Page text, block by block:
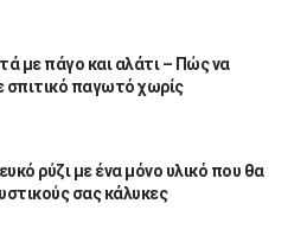
με πάγο και αλάτι – Πώς να
παγωτό χωρίς
ρύζι με ένα μόνο υλικό που θα
σας κάλυκες